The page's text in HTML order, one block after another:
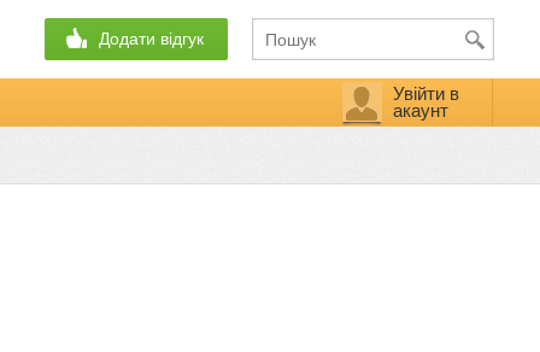
Додати відгук
Увійти в
акаунт